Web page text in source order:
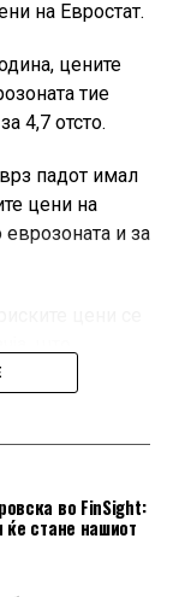
систем,
поголема
на Евростат.
цените
тие
4,7 отсто.
падот имал
цени на
еврозоната и за
присутно во
и
додека
во FinSight:
стане нашиот